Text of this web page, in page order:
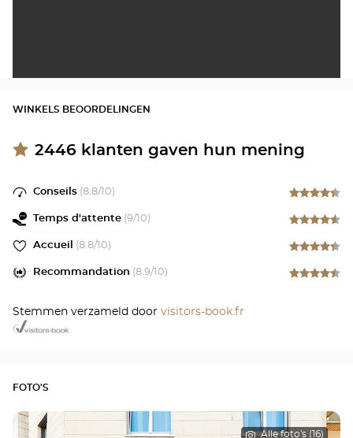
WINKELS BEOORDELINGEN
2446 klanten gaven hun mening
Conseils (8.8/10)
Temps d'attente (9/10)
Accueil (8.8/10)
Recommandation (8.9/10)
Stemmen verzameld door visitors-book.fr
FOTO'S
Alle foto's (16)